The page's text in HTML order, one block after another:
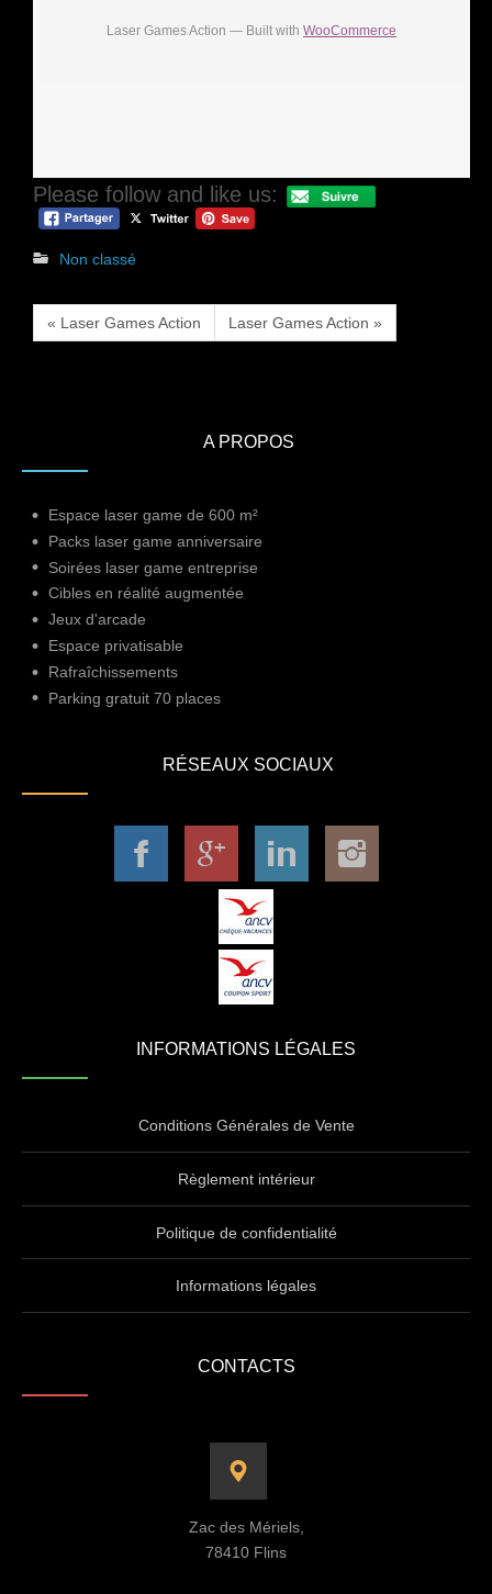
Laser Games Action — Built with WooCommerce
Please follow and like us:
Non classé
« Laser Games Action Laser Games Action »
A PROPOS
Espace laser game de 600 m²
Packs laser game anniversaire
Soirées laser game entreprise
Cibles en réalité augmentée
Jeux d'arcade
Espace privatisable
Rafraîchissements
Parking gratuit 70 places
RÉSEAUX SOCIAUX
INFORMATIONS LÉGALES
Conditions Générales de Vente
Règlement intérieur
Politique de confidentialité
Informations légales
CONTACTS
Zac des Mériels,
78410 Flins